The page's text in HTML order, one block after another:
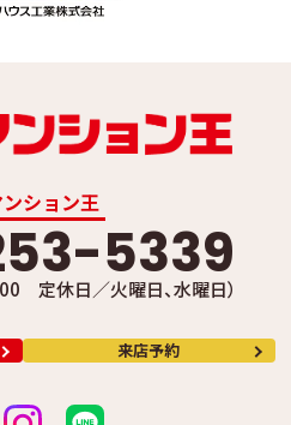
ション王
5339
定休日／火曜日、水曜日）
来店予約